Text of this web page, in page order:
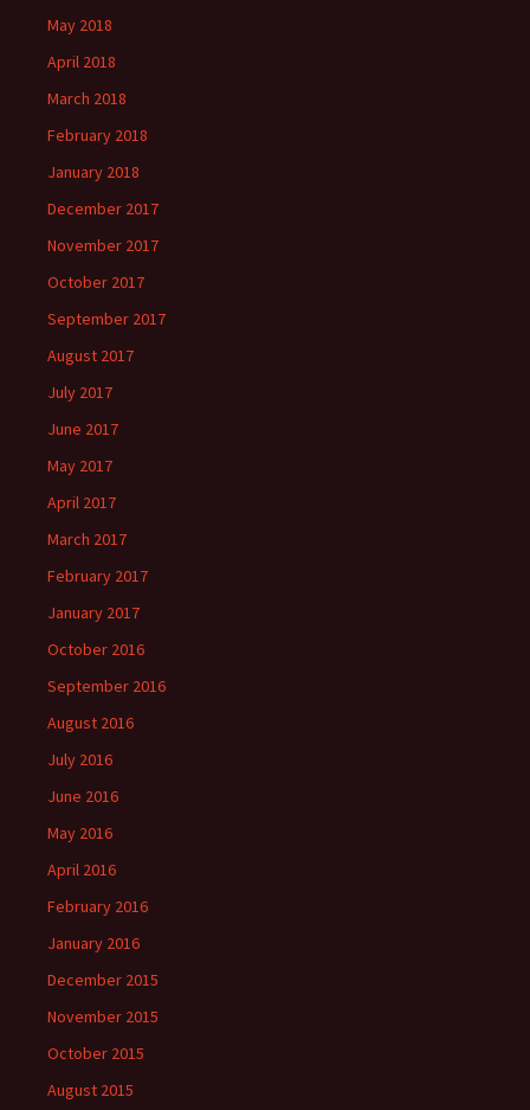
May 2018
April 2018
March 2018
February 2018
January 2018
December 2017
November 2017
October 2017
September 2017
August 2017
July 2017
June 2017
May 2017
April 2017
March 2017
February 2017
January 2017
October 2016
September 2016
August 2016
July 2016
June 2016
May 2016
April 2016
February 2016
January 2016
December 2015
November 2015
October 2015
August 2015